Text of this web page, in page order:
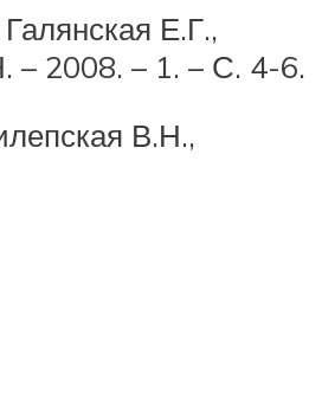
Е.Г.,
– 2008. – 1. – С. 4-6.
В.Н.,